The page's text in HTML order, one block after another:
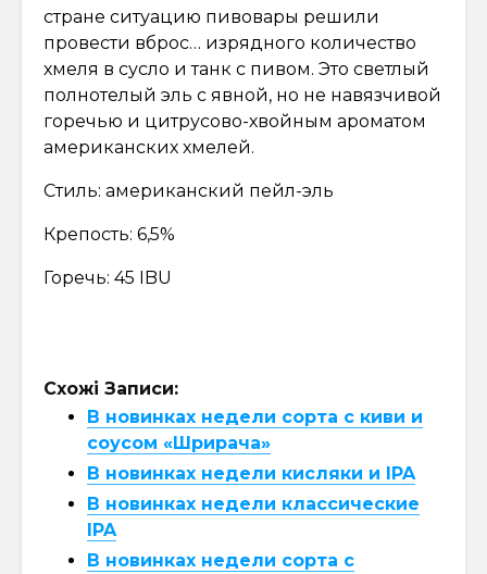
стране ситуацию пивовары решили
провести вброс… изрядного количество
хмеля в сусло и танк с пивом. Это светлый
полнотелый эль с явной, но не навязчивой
горечью и цитрусово-хвойным ароматом
американских хмелей.
Стиль: американский пейл-эль
Крепость: 6,5%
Горечь: 45 IBU
Схожі Записи:
В новинках недели сорта с киви и
соусом «Шрирача»
В новинках недели кисляки и IPA
В новинках недели классические
IPA
В новинках недели сорта с